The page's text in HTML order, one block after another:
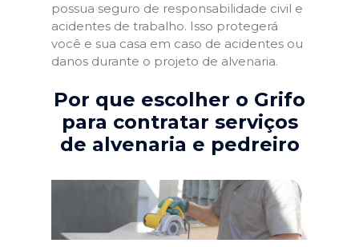
possua seguro de responsabilidade civil e
acidentes de trabalho. Isso protegerá
você e sua casa em caso de acidentes ou
danos durante o projeto de alvenaria.
Por que escolher o Grifo
para contratar serviços
de alvenaria e pedreiro